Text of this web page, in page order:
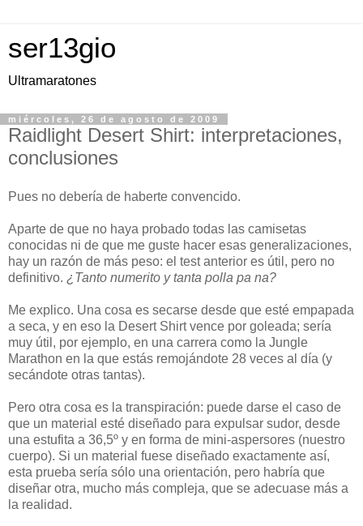
ser13gio
Ultramaratones
miércoles, 26 de agosto de 2009
Raidlight Desert Shirt: interpretaciones,
conclusiones
Pues no debería de haberte convencido.
Aparte de que no haya probado todas las camisetas
conocidas ni de que me guste hacer esas generalizaciones,
hay un razón de más peso: el test anterior es útil, pero no
definitivo. ¿Tanto numerito y tanta polla pa na?
Me explico. Una cosa es secarse desde que esté empapada
a seca, y en eso la Desert Shirt vence por goleada; sería
muy útil, por ejemplo, en una carrera como la Jungle
Marathon en la que estás remojándote 28 veces al día (y
secándote otras tantas).
Pero otra cosa es la transpiración: puede darse el caso de
que un material esté diseñado para expulsar sudor, desde
una estufita a 36,5º y en forma de mini-aspersores (nuestro
cuerpo). Si un material fuese diseñado exactamente así,
esta prueba sería sólo una orientación, pero habría que
diseñar otra, mucho más compleja, que se adecuase más a
la realidad.